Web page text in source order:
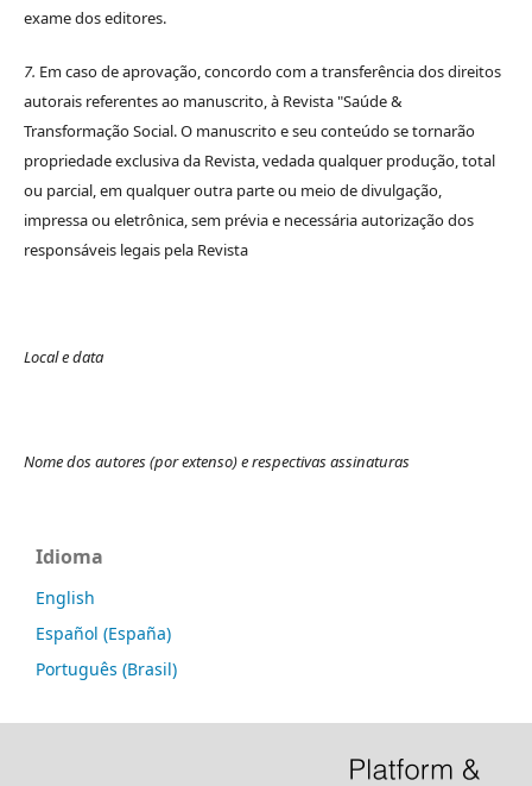
exame dos editores.
7. Em caso de aprovação, concordo com a transferência dos direitos
autorais referentes ao manuscrito, à Revista "Saúde &
Transformação Social. O manuscrito e seu conteúdo se tornarão
propriedade exclusiva da Revista, vedada qualquer produção, total
ou parcial, em qualquer outra parte ou meio de divulgação,
impressa ou eletrônica, sem prévia e necessária autorização dos
responsáveis legais pela Revista
Local e data
Nome dos autores (por extenso) e respectivas assinaturas
Idioma
English
Español (España)
Português (Brasil)